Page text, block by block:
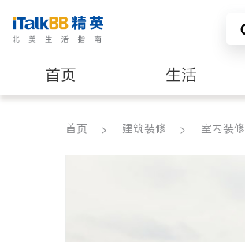
首页 生活
建筑装修
首页 建筑装修 室内装修